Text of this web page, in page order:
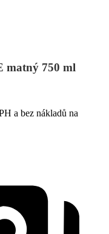
matný 750 ml
a bez nákladů na